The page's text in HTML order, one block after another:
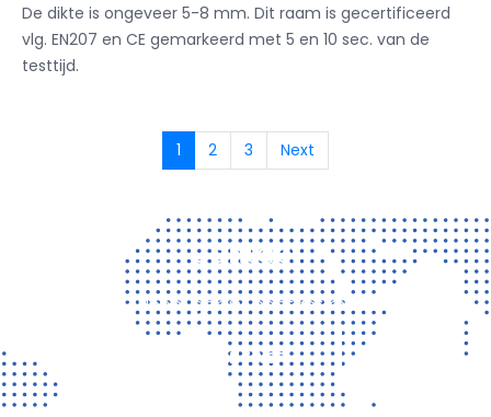
De dikte is ongeveer 5-8 mm. Dit raam is gecertificeerd
vlg. EN207 en CE gemarkeerd met 5 en 10 sec. van de
testtijd.
1 2 3 Next
Contact
Vragen? Neem gerust contact met ons op!
CONTACT